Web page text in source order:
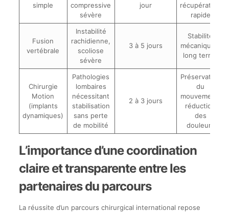
simple
compressive
sévère
jour
récupération
rapide
Fusion
vertébrale
Instabilité
rachidienne,
scoliose
sévère
3 à 5 jours
Stabilité
mécanique à
long terme
Chirurgie
Motion
(implants
dynamiques)
Pathologies
lombaires
nécessitant
stabilisation
sans perte
de mobilité
2 à 3 jours
Préservation
du
mouvement,
réduction
des
douleurs
L’importance d’une coordination
claire et transparente entre les
partenaires du parcours
La réussite d’un parcours chirurgical international repose